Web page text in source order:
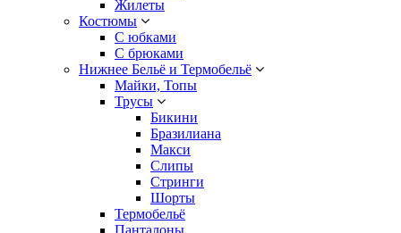
Жилеты
Костюмы
С юбками
С брюками
Нижнее Бельё и Термобельё
Майки, Топы
Трусы
Бикини
Бразилиана
Макси
Слипы
Стринги
Шорты
Термобельё
Панталоны